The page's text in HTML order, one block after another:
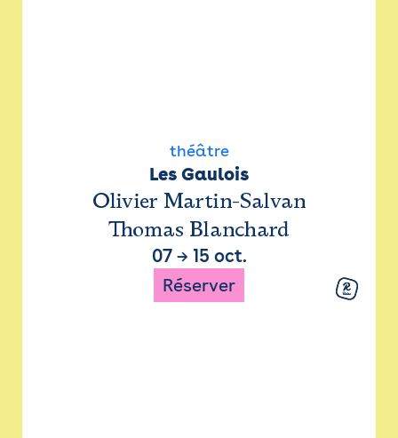
théâtre
Les Gaulois
Olivier Martin-Salvan
Thomas Blanchard
07→ 15 oct.
Réserver